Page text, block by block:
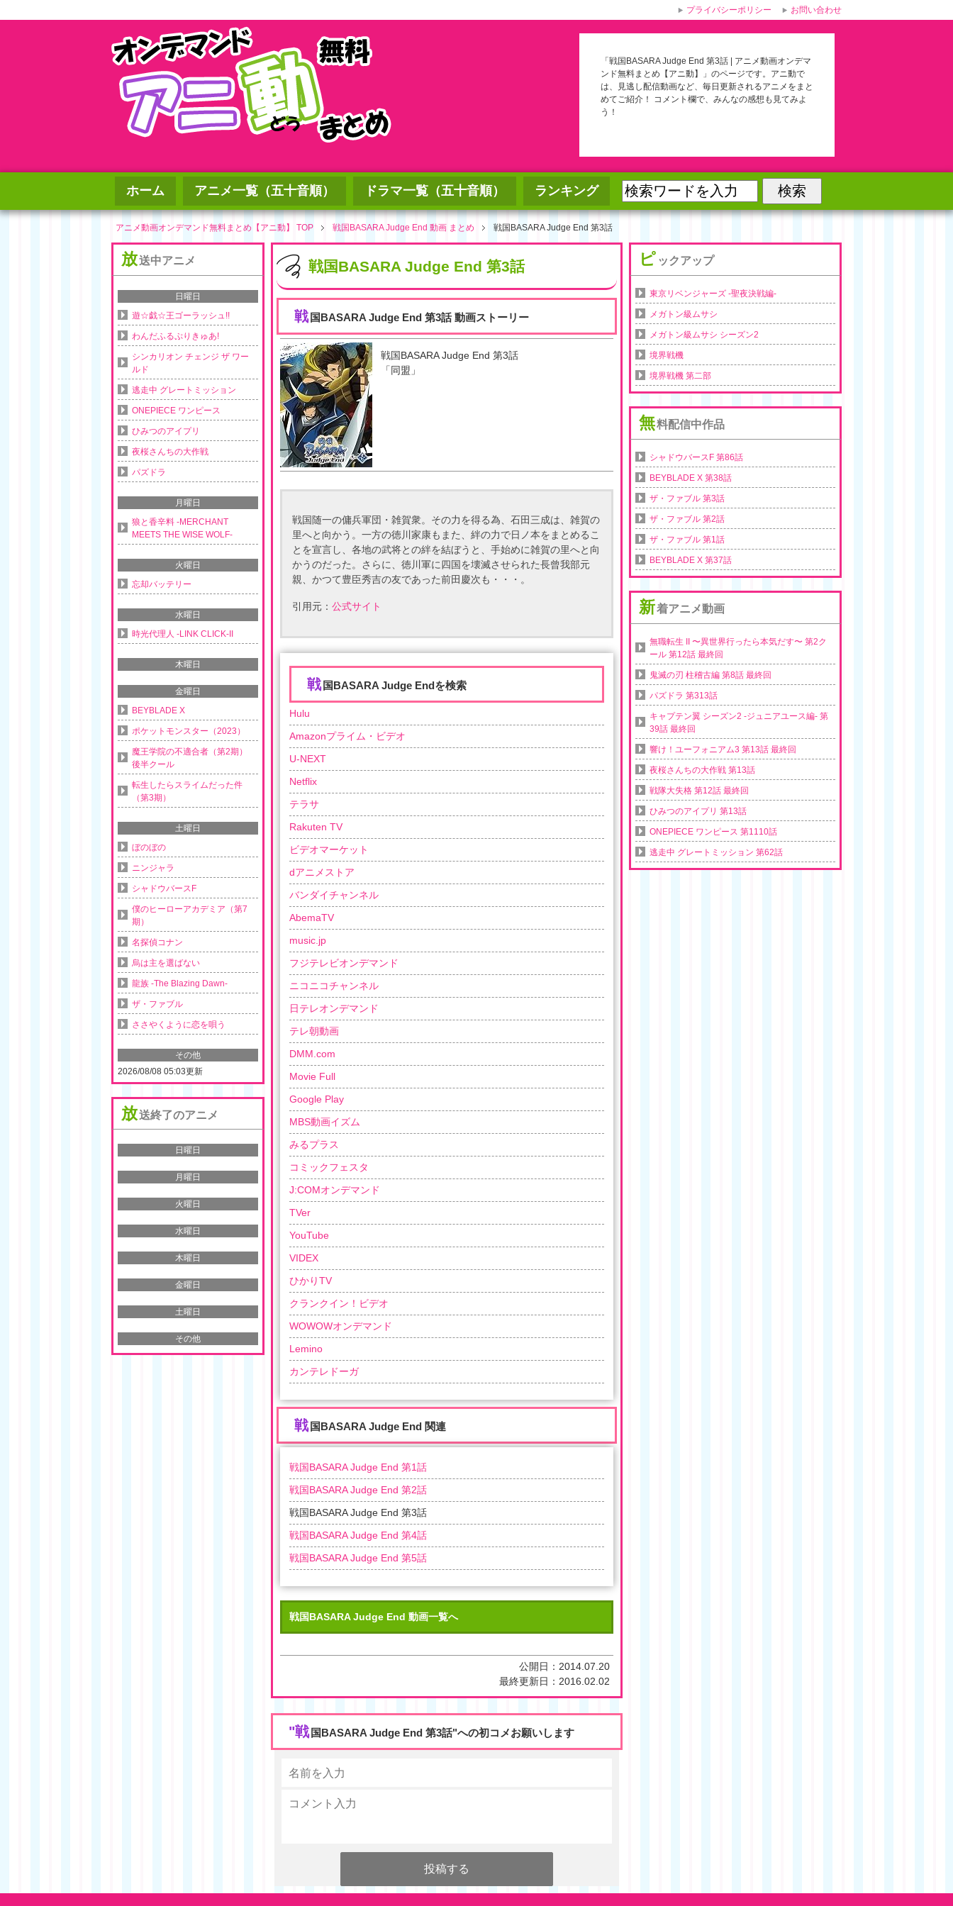
「戦国BASARA Judge End 第3話 | アニメ動画オンデマ
ンド無料まとめ【アニ動】」のページです。アニ動で
は、見逃し配信動画など、毎日更新されるアニメをまと
めてご紹介！ コメント欄で、みんなの感想も見てみよ
う！
ホーム アニメ一覧（五十音順） ドラマ一覧（五十音順） ランキング
アニメ動画オンデマンド無料まとめ【アニ動】 TOP 戦国BASARA Judge End 動画 まとめ 戦国BASARA Judge End 第3話
戦国BASARA Judge End 第3話
戦 国BASARA Judge End 第3話 動画ストーリー
戦国BASARA Judge End 第3話
「同盟 」
戦国随一の傭兵軍団・雑賀衆。その力を得る為、石田三成は、雑賀の
里へと向かう。一方の徳川家康もまた、絆の力で日ノ本をまとめるこ
とを宣言し、各地の武将との絆を結ぼうと、手始めに雑賀の里へと向
かうのだった。さらに、徳川軍に四国を壊滅させられた長曾我部元
親、かつて豊臣秀吉の友であった前田慶次も・・・。
引用元： 公式サイト
戦 国BASARA Judge Endを検索
Hulu
Amazonプライム・ビデオ
U-NEXT
Netflix
テラサ
Rakuten TV
ビデオマーケット
dアニメストア
バンダイチャンネル
AbemaTV
music.jp
フジテレビオンデマンド
ニコニコチャンネル
日テレオンデマンド
テレ朝動画
DMM.com
Movie Full
Google Play
MBS動画イズム
みるプラス
コミックフェスタ
J:COMオンデマンド
TVer
YouTube
VIDEX
ひかりTV
クランクイン！ビデオ
WOWOWオンデマンド
Lemino
カンテレドーガ
戦 国BASARA Judge End 関連
戦国BASARA Judge End 第1話
戦国BASARA Judge End 第2話
戦国BASARA Judge End 第3話
戦国BASARA Judge End 第4話
戦国BASARA Judge End 第5話
戦国BASARA Judge End 動画一覧へ
公開日： 2014.07.20
最終更新日： 2016.02.02
"戦 国BASARA Judge End 第3話"への初コメお願いします
放送中アニメ
日曜日
遊☆戯☆王ゴーラッシュ!!
わんだふるぷりきゅあ!
シンカリオン チェンジ ザ ワー
ルド
逃走中 グレートミッション
ONEPIECE ワンピース
ひみつのアイプリ
夜桜さんちの大作戦
パズドラ
月曜日
狼と香辛料 -MERCHANT
MEETS THE WISE WOLF-
火曜日
忘却バッテリー
水曜日
時光代理人 -LINK CLICK-II
木曜日
金曜日
BEYBLADE X
ポケットモンスター（2023）
魔王学院の不適合者（第2期）
後半クール
転生したらスライムだった件
（第3期）
土曜日
ぼのぼの
ニンジャラ
シャドウバースF
僕のヒーローアカデミア（第7
期）
名探偵コナン
烏は主を選ばない
龍族 -The Blazing Dawn-
ザ・ファブル
ささやくように恋を唄う
その他
2026/08/08 05:03更新
放送終了のアニメ
日曜日
月曜日
火曜日
水曜日
木曜日
金曜日
土曜日
その他
ピ ックアップ
東京リベンジャーズ -聖夜決戦編-
メガトン級ムサシ
メガトン級ムサシ シーズン2
境界戦機
境界戦機 第二部
無料配信中作品
シャドウバースF 第86話
BEYBLADE X 第38話
ザ・ファブル 第3話
ザ・ファブル 第2話
ザ・ファブル 第1話
BEYBLADE X 第37話
新着アニメ動画
無職転生 II 〜異世界行ったら本気だす〜 第2ク
ール 第12話 最終回
鬼滅の刃 柱稽古編 第8話 最終回
パズドラ 第313話
キャプテン翼 シーズン2 -ジュニアユース編- 第
39話 最終回
響け！ユーフォニアム3 第13話 最終回
夜桜さんちの大作戦 第13話
戦隊大失格 第12話 最終回
ひみつのアイプリ 第13話
ONEPIECE ワンピース 第1110話
逃走中 グレートミッション 第62話
プライバシーポリシー お問い合わせ